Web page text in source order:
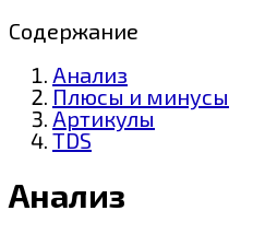
Содержание
Анализ
Плюсы и минусы
Артикулы
TDS
Анализ